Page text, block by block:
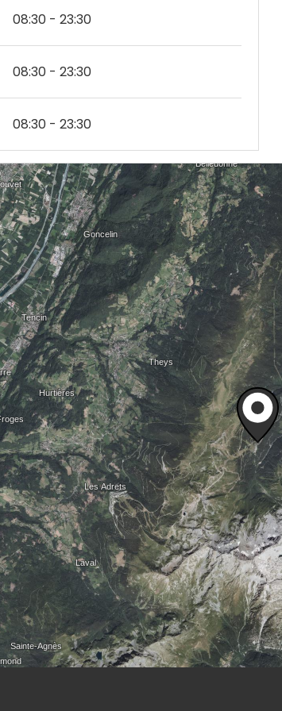
08:30 - 23:30
08:30 - 23:30
08:30 - 23:30